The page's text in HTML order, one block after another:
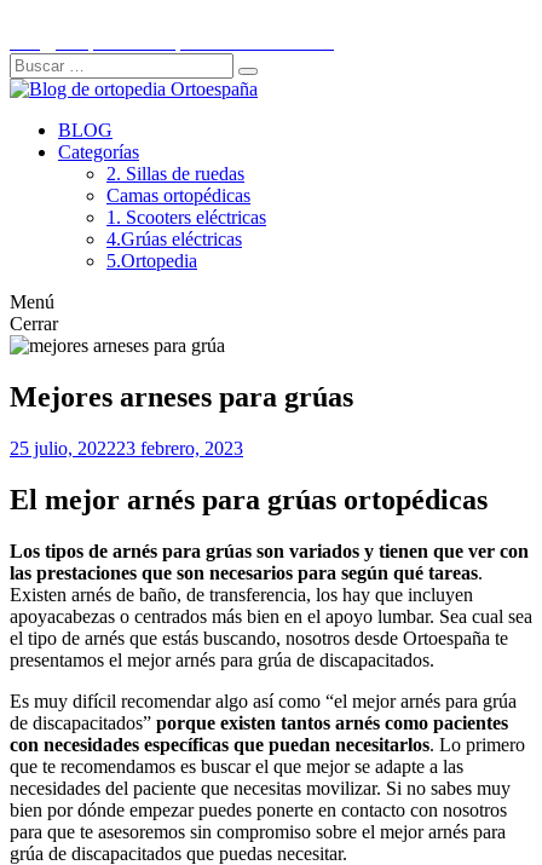
contenido
Buscar:
Buscar
BLOG
Categorías
2. Sillas de ruedas
Camas ortopédicas
1. Scooters eléctricas
4.Grúas eléctricas
5.Ortopedia
Menú
Cerrar
Mejores arneses para grúas
25 julio, 202223 febrero, 2023
El mejor arnés para grúas ortopédicas
Los tipos de arnés para grúas son variados y tienen que ver con
las prestaciones que son necesarios para según qué tareas.
Existen arnés de baño, de transferencia, los hay que incluyen
apoyacabezas o centrados más bien en el apoyo lumbar. Sea cual sea
el tipo de arnés que estás buscando, nosotros desde Ortoespaña te
presentamos el mejor arnés para grúa de discapacitados.
Es muy difícil recomendar algo así como “el mejor arnés para grúa
de discapacitados” porque existen tantos arnés como pacientes
con necesidades específicas que puedan necesitarlos. Lo primero
que te recomendamos es buscar el que mejor se adapte a las
necesidades del paciente que necesitas movilizar. Si no sabes muy
bien por dónde empezar puedes ponerte en contacto con nosotros
para que te asesoremos sin compromiso sobre el mejor arnés para
grúa de discapacitados que puedas necesitar.